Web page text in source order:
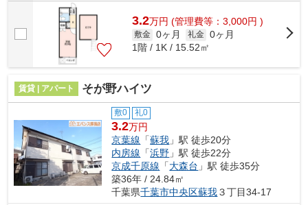
3.2万円 (管理費等：3,000円 )
敷金 0ヶ月 礼金 0ヶ月
1階 / 1K / 15.52㎡
賃貸 | アパート そが野ハイツ
敷0 礼0
3.2万円
京葉線 「蘇我 」駅 徒歩20分
内房線 「浜野 」駅 徒歩22分
京成千原線 「大森台 」駅 徒歩35分
築36年 / 24.84㎡
千葉県千葉市中央区蘇我３丁目34-17